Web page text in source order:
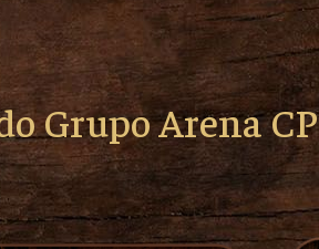
Grupo Arena CP